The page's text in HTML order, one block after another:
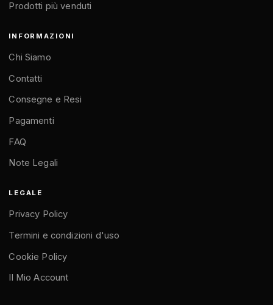
Prodotti più venduti
INFORMAZIONI
Chi Siamo
Contatti
Consegne e Resi
Pagamenti
FAQ
Note Legali
LEGALE
Privacy Policy
Termini e condizioni d'uso
Cookie Policy
Il Mio Account